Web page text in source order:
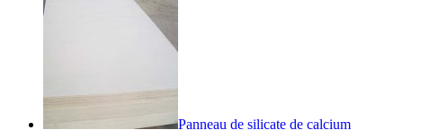
Panneau de silicate de calcium